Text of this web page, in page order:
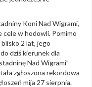
Koni Nad Wigrami,
cele w hodowli. Pomimo
2 lat, jego
dziś kierunek dla
Nad Wigrami”
zgłoszona rekordowa
mija 27 sierpnia.